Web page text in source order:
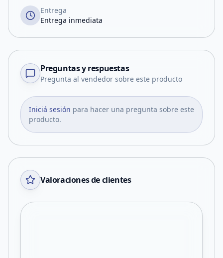
Entrega
Entrega inmediata
Preguntas y respuestas
Pregunta al vendedor sobre este producto
Iniciá sesión para hacer una pregunta sobre este
producto.
Valoraciones de clientes